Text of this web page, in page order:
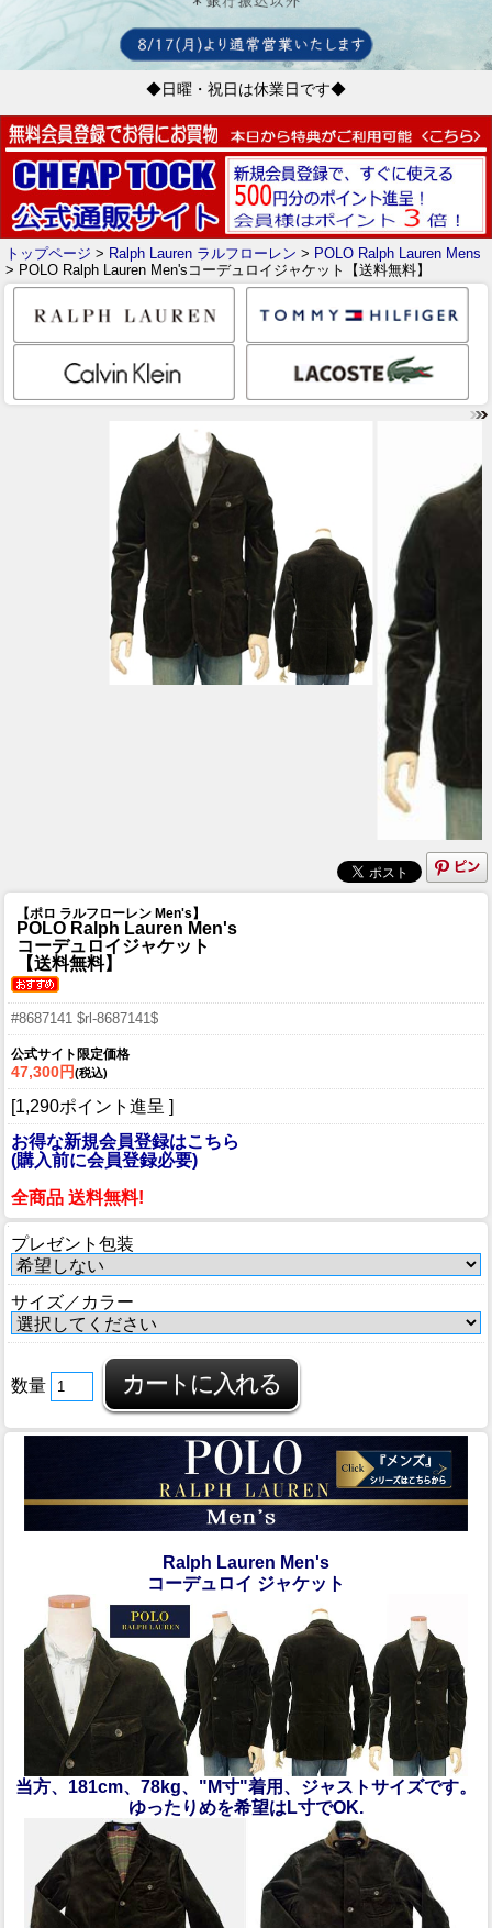
◆日曜・祝日は休業日です◆
トップページ > Ralph Lauren ラルフローレン > POLO Ralph Lauren Mens
> POLO Ralph Lauren Men'sコーデュロイジャケット【送料無料】
【ポロ ラルフローレン Men's】
POLO Ralph Lauren Men's
コーデュロイジャケット
【送料無料】
#8687141 $rl-8687141$
公式サイト限定価格
47,300円(税込)
[1,290ポイント進呈 ]
お得な新規会員登録はこちら
(購入前に会員登録必要)
全商品 送料無料!
プレゼント包装
サイズ／カラー
数量
Ralph Lauren Men's
コーデュロイ ジャケット
当方、181cm、78kg、"M寸"着用、ジャストサイズです。
ゆったりめを希望はL寸でOK.